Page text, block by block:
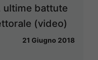
ultime battute
(video)
21 Giugno 2018